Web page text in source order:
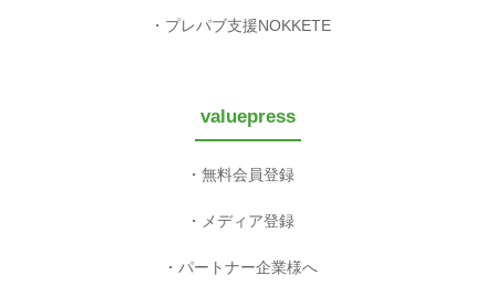
プレパブ支援NOKKETE
valuepress
無料会員登録
メディア登録
パートナー企業様へ